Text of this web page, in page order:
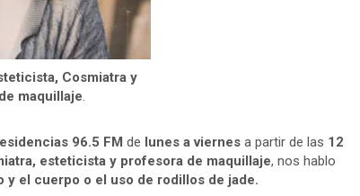
Cosmiatra y
maquillaje.
96.5 FM de lunes a viernes a partir de las 12
esteticista y profesora de maquillaje, nos hablo
y el cuerpo o el uso de rodillos de jade.